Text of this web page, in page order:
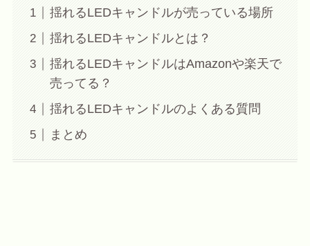
揺れるLEDキャンドルが売っている場所
揺れるLEDキャンドルとは？
揺れるLEDキャンドルはAmazonや楽天で
売ってる？
揺れるLEDキャンドルのよくある質問
まとめ